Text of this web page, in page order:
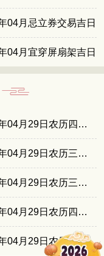
04月忌立券交易吉日
04月宜穿屏扇架吉日
2020年04月29日农历四月初七
2018年04月29日农历三月十四
2016年04月29日农历三月廿三
2014年04月29日农历四月初一
2012年04月29日农历四月初九